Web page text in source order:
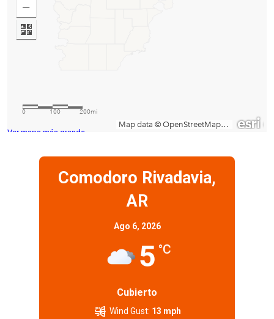
Ver mapa más grande
Comodoro Rivadavia,
AR
Ago 6, 2026
5 °C
Cubierto
Wind Gust: 13 mph